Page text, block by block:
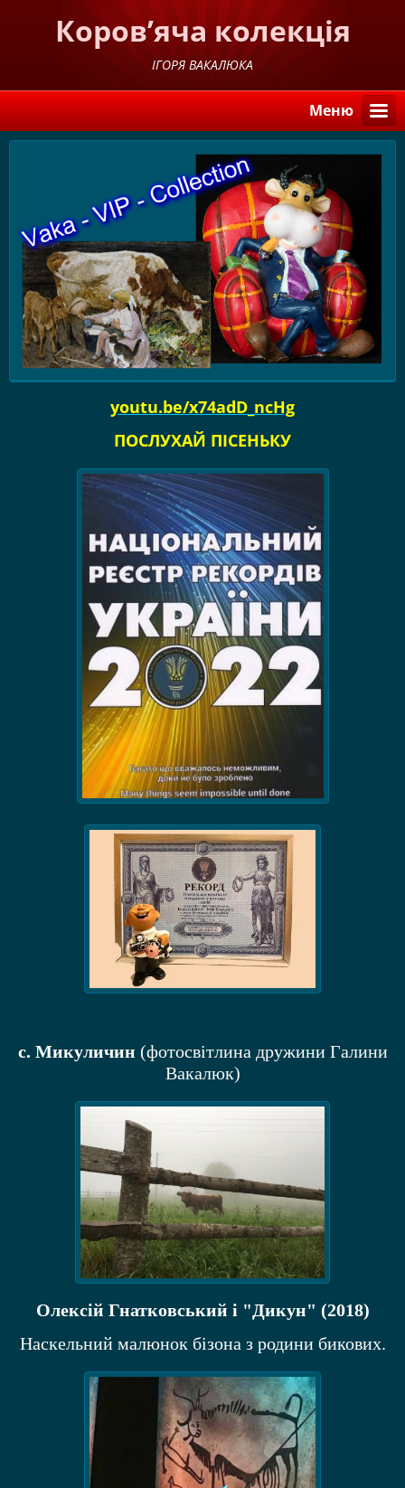
Коров’яча колекція
ІГОРЯ ВАКАЛЮКА
Меню
youtu.be/x74adD_ncHg
ПОСЛУХАЙ ПІСЕНЬКУ
c. Микуличин (фотосвітлина дружини Галини
Вакалюк)
Олексій Гнатковський і "Дикун" (2018)
Наскельний малюнок бізона з родини бикових.